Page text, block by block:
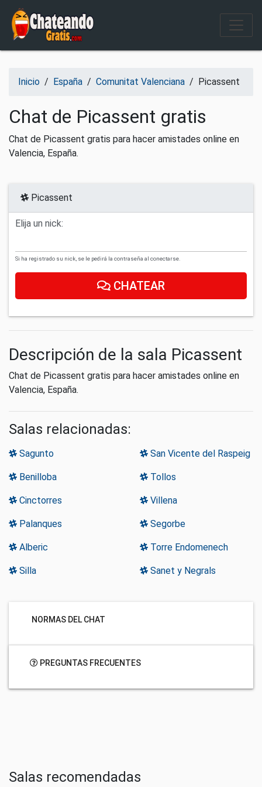
Salir del contenido
Inicio / España / Comunitat Valenciana / Picassent
Chat de Picassent gratis
Chat de Picassent gratis para hacer amistades online en
Valencia, España.
Picassent
Elija un nick:
Si ha registrado su nick, se le pedirá la contraseña al conectarse.
CHATEAR
Descripción de la sala Picassent
Chat de Picassent gratis para hacer amistades online en
Valencia, España.
Salas relacionadas:
Sagunto San Vicente del Raspeig
Benilloba Tollos
Cinctorres Villena
Palanques Segorbe
Alberic Torre Endomenech
Silla Sanet y Negrals
NORMAS DEL CHAT
PREGUNTAS FRECUENTES
Salas recomendadas